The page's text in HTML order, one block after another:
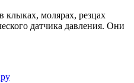
молярах, резцах
датчика давления. Они